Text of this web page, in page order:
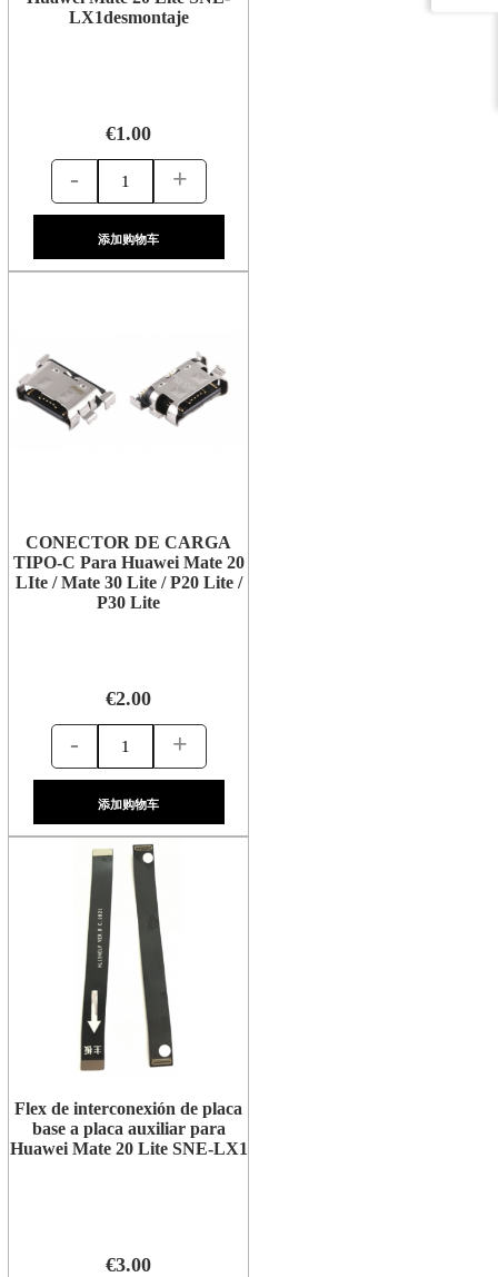
LX1desmontaje
€1.00
- +
添加购物车
CONECTOR DE CARGA
TIPO-C Para Huawei Mate 20
LIte / Mate 30 Lite / P20 Lite /
P30 Lite
€2.00
- +
添加购物车
Flex de interconexión de placa
base a placa auxiliar para
Huawei Mate 20 Lite SNE-LX1
€3.00